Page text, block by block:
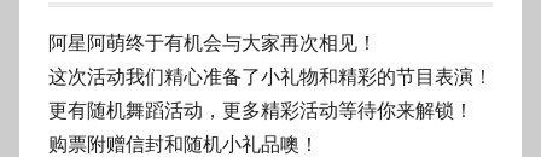
阿星阿萌终于有机会与大家再次相见！
这次活动我们精心准备了小礼物和精彩的节目表演！
更有随机舞蹈活动，更多精彩活动等待你来解锁！
购票附赠信封和随机小礼品噢！